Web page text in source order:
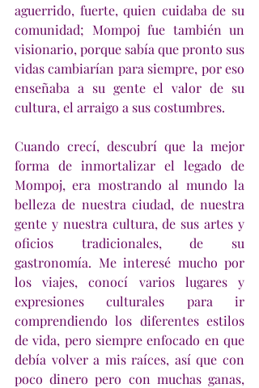
aguerrido, fuerte, quien cuidaba de su
comunidad; Mompoj fue también un
visionario, porque sabía que pronto sus
vidas cambiarían para siempre, por eso
enseñaba a su gente el valor de su
cultura, el arraigo a sus costumbres.
Cuando crecí, descubrí que la mejor
forma de inmortalizar el legado de
Mompoj, era mostrando al mundo la
belleza de nuestra ciudad, de nuestra
gente y nuestra cultura, de sus artes y
oficios tradicionales, de su
gastronomía. Me interesé mucho por
los viajes, conocí varios lugares y
expresiones culturales para ir
comprendiendo los diferentes estilos
de vida, pero siempre enfocado en que
debía volver a mis raíces, así que con
poco dinero pero con muchas ganas,